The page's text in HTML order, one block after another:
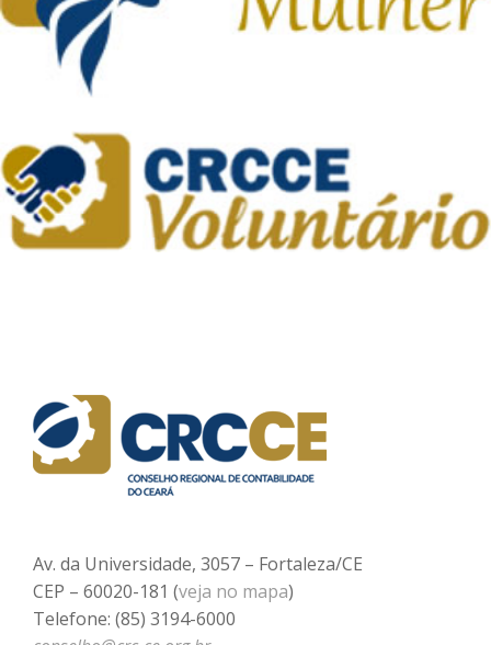
Av. da Universidade, 3057 – Fortaleza/CE
CEP – 60020-181 (veja no mapa)
Telefone: (85) 3194-6000